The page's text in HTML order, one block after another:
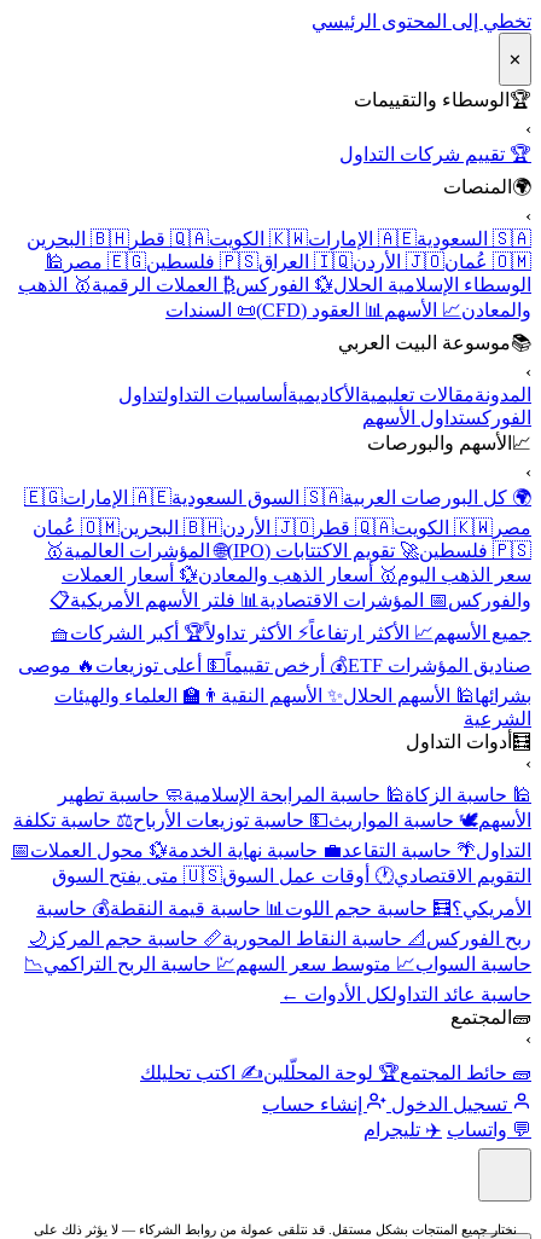
تخطي إلى المحتوى الرئيسي
✕
🏆 الوسطاء والتقييمات
›
🏆 تقييم شركات التداول
🌍 المنصات
›
🇸🇦 السعودية
🇦🇪 الإمارات 🇰🇼 الكويت 🇶🇦 قطر
🇧🇭 البحرين
🇴🇲 عُمان
🇯🇴 الأردن 🇮🇶 العراق 🇵🇸 فلسطين 🇪🇬 مصر
🕌
الوسطاء الإسلامية الحلال💱 الفوركس₿ العملات الرقمية🥇 الذهب
والمعادن📈 الأسهم 📊 العقود (CFD)
📜 السندات
📚موسوعة البيت العربي
›
المدونةمقالات تعليمية الأكاديمية أساسيات التداولتداول
الفوركستداول الأسهم
📈 الأسهم والبورصات
›
🌍 كل البورصات العربية🇸🇦 السوق السعودية 🇦🇪 الإمارات
🇪🇬
مصر 🇰🇼 الكويت 🇶🇦 قطر 🇯🇴 الأردن 🇧🇭 البحرين
🇴🇲 عُمان
🇵🇸 فلسطين
🚀 تقويم الاكتتابات (IPO) 🌐 المؤشرات العالمية🥇
سعر الذهب اليوم🥇 أسعار الذهب والمعادن💱 أسعار العملات
والفوركس📅 المؤشرات الاقتصادية 📊 فلتر الأسهم الأمريكية📋
جميع الأسهم📈 الأكثر ارتفاعاً⚡ الأكثر تداولاً🏆 أكبر الشركات🧺
صناديق المؤشرات ETF
💰 أرخص تقييماً💵 أعلى توزيعات 🔥 موصى
بشرائها🕌 الأسهم الحلال✨ الأسهم النقية 👨‍🏫 العلماء والهيئات
الشرعية
🧮 أدوات التداول
›
🕌 حاسبة الزكاة🕌 حاسبة المرابحة الإسلامية🧼 حاسبة تطهير
الأسهم🕊️ حاسبة المواريث💵 حاسبة توزيعات الأرباح⚖️ حاسبة تكلفة
التداول🌴 حاسبة التقاعد💼 حاسبة نهاية الخدمة💱 محول العملات📅
التقويم الاقتصادي🕐 أوقات عمل السوق
🇺🇸 متى يفتح السوق
الأمريكي؟🧮 حاسبة حجم اللوت 📊 حاسبة قيمة النقطة💰 حاسبة
ربح الفوركس 📐 حاسبة النقاط المحورية📏 حاسبة حجم المركز 🌙
حاسبة السواب📈 متوسط سعر السهم💹 حاسبة الربح التراكمي📉
حاسبة عائد التداولكل الأدوات ←
🧱 المجتمع
›
🧱 حائط المجتمع🏆 لوحة المحلّلين✍️ اكتب تحليلك
تسجيل الدخول
إنشاء حساب
💬 واتساب ✈️ تليجرام
نختار جميع المنتجات بشكل مستقل. قد نتلقى عمولة من روابط الشركاء — لا يؤثر ذلك على